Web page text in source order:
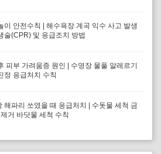
이 안전수칙 | 해수욕장 계곡 익수 사고 발생
술(CPR) 및 응급조치 방법
피부 가려움증 원인 | 수영장 물풀 알레르기
정 응급처치 수칙
해파리 쏘였을 때 응급처치 | 수돗물 세척 금
거 바닷물 세척 수칙